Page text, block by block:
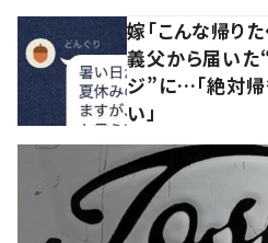
嫁「こんな帰り
義父から届いた
ジ”に…「絶対帰
い」